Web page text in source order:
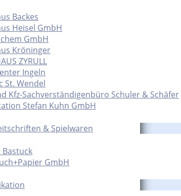
Backes
Heisel GmbH
GmbH
Kröninger
ZYRULL
Ingeln
St. Wendel
Kfz-Sachverständigenbüro Schuler & Schäfer
Stefan Kuhn GmbH
& Spielwaren
Bastuck
GmbH